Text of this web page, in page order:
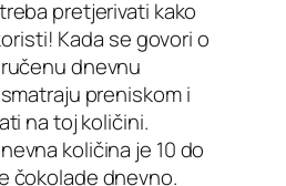
pretjerivati kako
Kada se govori o
dnevnu
preniskom i
na toj količini.
količina je 10 do
čokolade dnevno.